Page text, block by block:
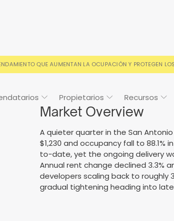
QUE AUMENTAN LA OCUPACIÓN Y PROTEGEN
Propietarios Recursos
condiciones de alquiler
Preguntas
Sus
y con la confianza de los
Preguntas
Todo lo que
Casos de estudio
Calendario
eventos
Market Overview
A quieter quarter in the San
$1,230 and occupancy fall to
to-date, yet the ongoing delivery
Annual rent change declined 3.3%
developers scaling back to roughly
gradual tightening heading into late